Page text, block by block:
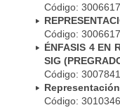
Código:
Código:
ÉNFASIS 4 EN
SIG
Código:
Código: